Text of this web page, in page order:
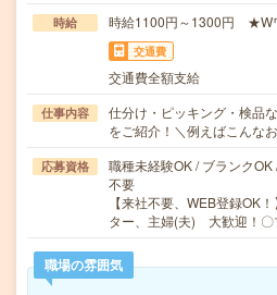
時給 時給1100円～1300円 ★W
交通費
交通費全額支給
仕事内容
仕分け・ピッキング・検品
をご紹介！＼例えばこんな
応募資格
職種未経験OK / ブランク
不要
【来社不要、WEB登録OK
ター、主婦(夫) 大歓迎！
職場の雰囲気